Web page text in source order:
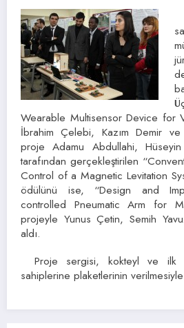
Wearable Multisensor Device for
İbrahim Çelebi, Kazım Demir
proje Adamu Abdullahi,
tarafından gerçekleştirilen
Control of a Magnetic Levitation
ödülünü ise, “Design and
controlled Pneumatic Arm for
projeyle Yunus Çetin, Semih
aldı.
Proje sergisi, kokteyl ve ilk
sahiplerine plaketlerinin